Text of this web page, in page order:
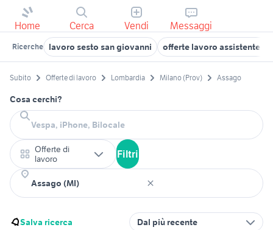
Home Cerca Vendi Messaggi
Ricerche lavoro sesto san giovanni offerte lavoro assistente
Subito Offerte di lavoro Lombardia Milano (Prov) Assago
Cosa cerchi?
Offerte di
lavoro
Filtri
Salva ricerca Dal più recente